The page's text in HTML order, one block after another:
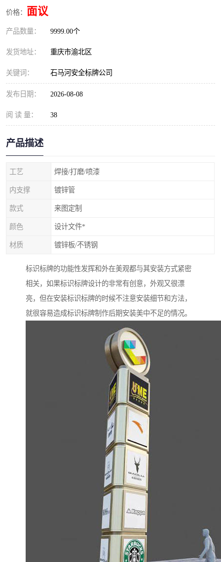
价格： 面议
产品数量： 9999.00个
发货地址： 重庆市渝北区
关键词： 石马河安全标牌公司
发布日期： 2026-08-08
阅 读 量： 38
产品描述
工艺 焊接/打磨/喷漆
内支撑 镀锌管
款式 来图定制
颜色 设计文件*
材质 镀锌板/不锈钢
标识标牌的功能性发挥和外在美观都与其安装方式紧密
相关，如果标识标牌设计的非常有创意，外观又很漂
亮，但在安装标识标牌的时候不注意安装细节和方法，
就很容易造成标识标牌制作后期安装美中不足的情况。